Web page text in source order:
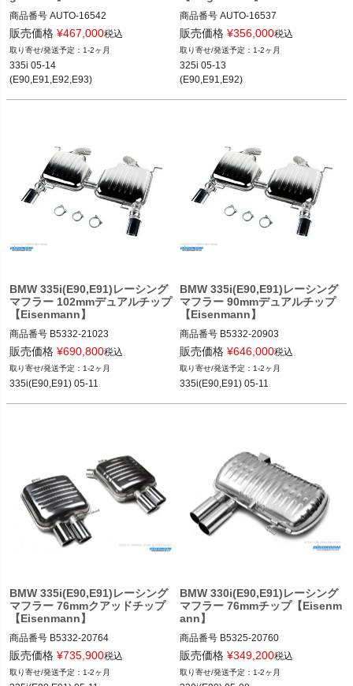
商品番号 AUTO-16542
16542
2T14：mag16542
販売価格 ¥467,000税込
1-2ヶ月
335i 05-14
(E90,E91,E92,E93)
商品番号 AUTO-16537
16537
2T14：mag16537
販売価格 ¥356,000税込
1-2ヶ月
325i 05-13
(E90,E91,E92)
BMW 335i(E90,E91)レーシング
マフラー 102mmデュアルチップ
【Eisenmann】
商品番号 B5332-21023
B5332_21023
12BMR"B5332.21023"
販売価格 ¥690,800税込
1-2ヶ月
335i(E90,E91) 05-11
BMW 335i(E90,E91)レーシング
マフラー 90mmデュアルチップ
【Eisenmann】
商品番号 B5332-20903
B5332_20903
12BMR"B5332.20903"
販売価格 ¥646,000税込
1-2ヶ月
335i(E90,E91) 05-11
BMW 335i(E90,E91)レーシング
マフラー 76mmクアッドチップ
【Eisenmann】
商品番号 B5332-20764
B5332_20764
12BMR"B5332.20764"
販売価格 ¥735,900税込
1-2ヶ月
BMW 330i(E90,E91)レーシング
マフラー 76mmチップ【Eisenm
ann】
商品番号 B5325-20760
B5325_20760
12BMR"B5325.20760"
販売価格 ¥349,200税込
1-2ヶ月